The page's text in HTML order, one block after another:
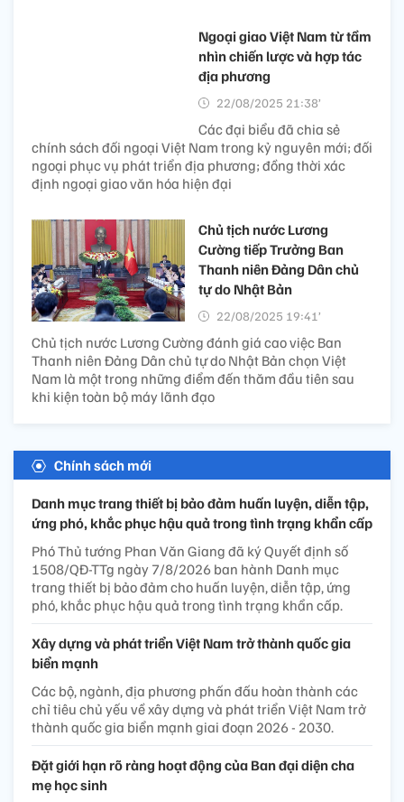
Ngoại giao Việt Nam từ tầm
nhìn chiến lược và hợp tác
địa phương
22/08/2025 21:38’
Các đại biểu đã chia sẻ
chính sách đối ngoại Việt Nam trong kỷ nguyên mới; đối
ngoại phục vụ phát triển địa phương; đồng thời xác
định ngoại giao văn hóa hiện đại
Chủ tịch nước Lương
Cường tiếp Trưởng Ban
Thanh niên Đảng Dân chủ
tự do Nhật Bản
22/08/2025 19:41’
Chủ tịch nước Lương Cường đánh giá cao việc Ban
Thanh niên Đảng Dân chủ tự do Nhật Bản chọn Việt
Nam là một trong những điểm đến thăm đầu tiên sau
khi kiện toàn bộ máy lãnh đạo
Chính sách mới
Danh mục trang thiết bị bảo đảm huấn luyện, diễn tập,
ứng phó, khắc phục hậu quả trong tình trạng khẩn cấp
Phó Thủ tướng Phan Văn Giang đã ký Quyết định số
1508/QĐ-TTg ngày 7/8/2026 ban hành Danh mục
trang thiết bị bảo đảm cho huấn luyện, diễn tập, ứng
phó, khắc phục hậu quả trong tình trạng khẩn cấp.
Xây dựng và phát triển Việt Nam trở thành quốc gia
biển mạnh
Các bộ, ngành, địa phương phấn đấu hoàn thành các
chỉ tiêu chủ yếu về xây dựng và phát triển Việt Nam trở
thành quốc gia biển mạnh giai đoạn 2026 - 2030.
Đặt giới hạn rõ ràng hoạt động của Ban đại diện cha
mẹ học sinh